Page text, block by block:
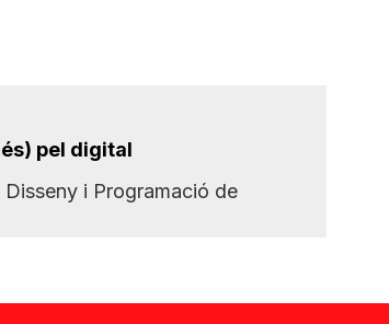
pel digital
i Programació de